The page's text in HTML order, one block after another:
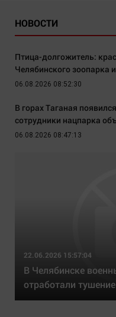
НОВОСТИ
Птица-долгожитель:
Челябинского зоопарка
06.08.2026 08:52:30
В горах Таганая
сотрудники нацпарка
06.08.2026 08:47:13
22.06.2026 15:57:04
В Челябинске
отработали